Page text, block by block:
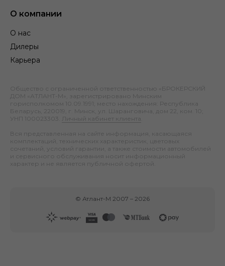
О компании
О нас
Дилеры
Карьера
Общество с ограниченной ответственностью «БРОКЕРСКИЙ
ДОМ «АТЛАНТ-М», зарегистрировано Минским
горисполкомом 10.09.1991; место нахождения: Республика
Беларусь, 220019, г. Минск, ул. Шаранговича, дом 22, ком. 10;
УНП 100023303.
Личный кабинет клиента
Вся представленная на сайте информация, касающаяся
комплектаций, технических характеристик, цветовых
сочетаний, условий гарантии, а также стоимости автомобилей
и сервисного обслуживания носит информационный
характер и не является публичной офертой.
© Атлант-М 2007 – 2026